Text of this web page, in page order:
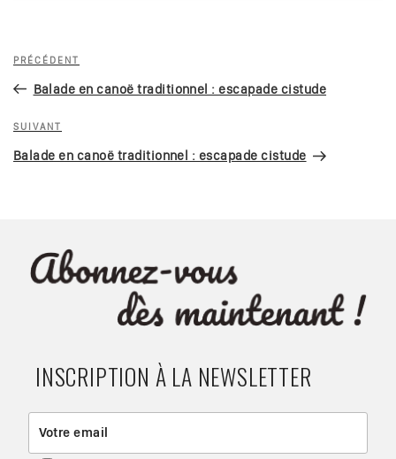
Navigation
l’article
Article
précédent
PRÉCÉDENT
Balade en canoë traditionnel : escapade cistude
Article
suivant
SUIVANT
Balade en canoë traditionnel : escapade cistude
INSCRIPTION À LA NEWSLETTER